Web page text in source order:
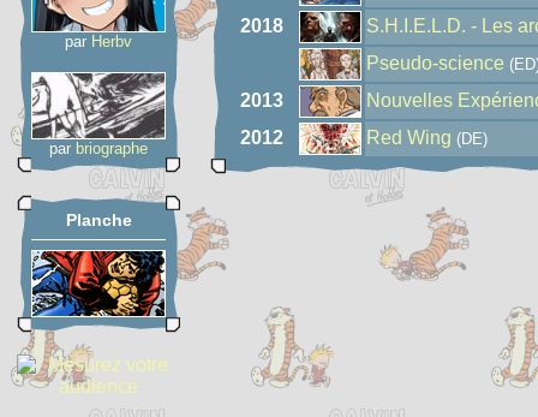
par Herbv
par briographe
Planche
2018
S.H.I.E.L.D. - Les
Pseudo-science
2013
Nouvelles
2012
Red Wing (DE)